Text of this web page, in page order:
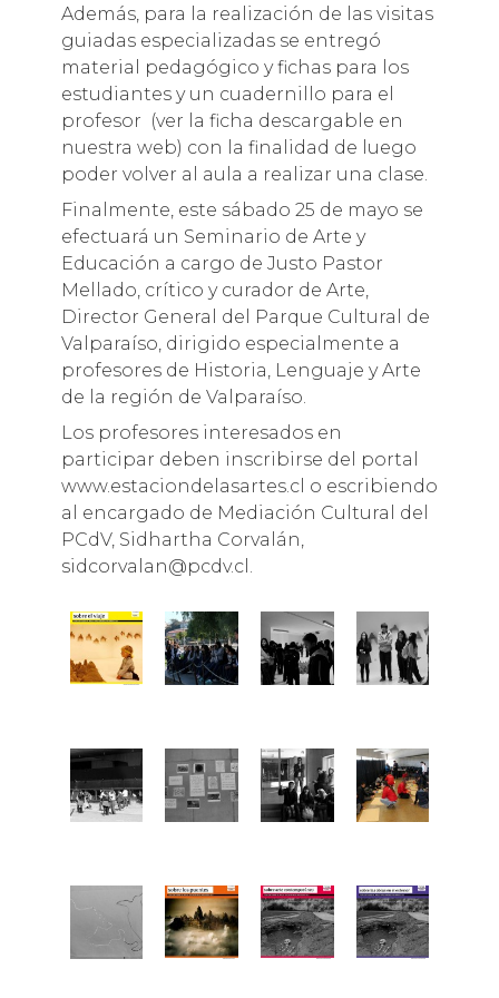
Además, para la realización de las visitas
guiadas especializadas se entregó
material pedagógico y fichas para los
estudiantes y un cuadernillo para el
profesor (ver la ficha descargable en
nuestra web) con la finalidad de luego
poder volver al aula a realizar una clase.
Finalmente, este sábado 25 de mayo se
efectuará un Seminario de Arte y
Educación a cargo de Justo Pastor
Mellado, crítico y curador de Arte,
Director General del Parque Cultural de
Valparaíso, dirigido especialmente a
profesores de Historia, Lenguaje y Arte
de la región de Valparaíso.
Los profesores interesados en
participar deben inscribirse del portal
www.estaciondelasartes.cl o escribiendo
al encargado de Mediación Cultural del
PCdV, Sidhartha Corvalán,
sidcorvalan@pcdv.cl.